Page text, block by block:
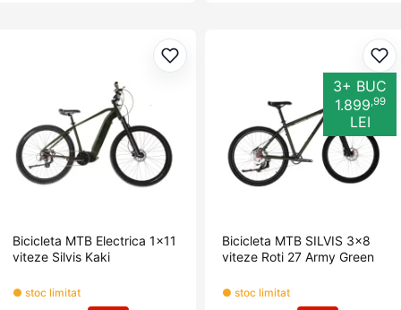
Adaugă la favorite
Bicicleta MTB Electrica 1x11
viteze Silvis Kaki
● stoc limitat
3+ BUC
1.899,99
LEI
Bicicleta MTB SILVIS 3x8
viteze Roti 27 Army Green
● stoc limitat